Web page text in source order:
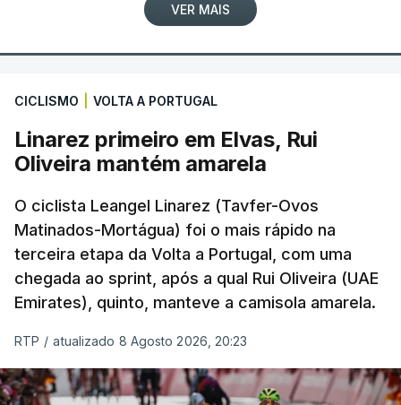
VER MAIS
CICLISMO VOLTA A PORTUGAL
Linarez primeiro em Elvas, Rui
Oliveira mantém amarela
O ciclista Leangel Linarez (Tavfer-Ovos
Matinados-Mortágua) foi o mais rápido na
terceira etapa da Volta a Portugal, com uma
chegada ao sprint, após a qual Rui Oliveira (UAE
Emirates), quinto, manteve a camisola amarela.
RTP / atualizado 8 Agosto 2026, 20:23